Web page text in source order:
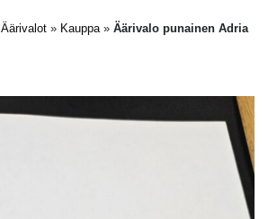
Äärivalot » Kauppa» Äärivalo punainen Adria